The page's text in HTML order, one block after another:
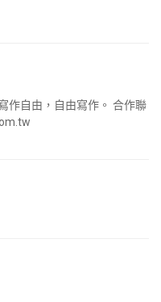
作自由，自由寫作。 合作聯